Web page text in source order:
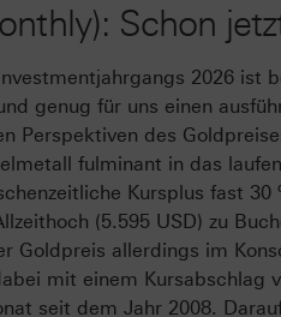
Schon
2026 ist
genug für uns einen
Perspektiven des
fulminant in das
Kursplus fast 30
(5.595 USD) zu
Goldpreis allerdings im
mit einem Kursabschlag
seit dem Jahr 2008.